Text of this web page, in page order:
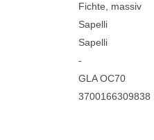
Fichte, massiv
Sapelli
Sapelli
-
GLA OC70
3700166309838